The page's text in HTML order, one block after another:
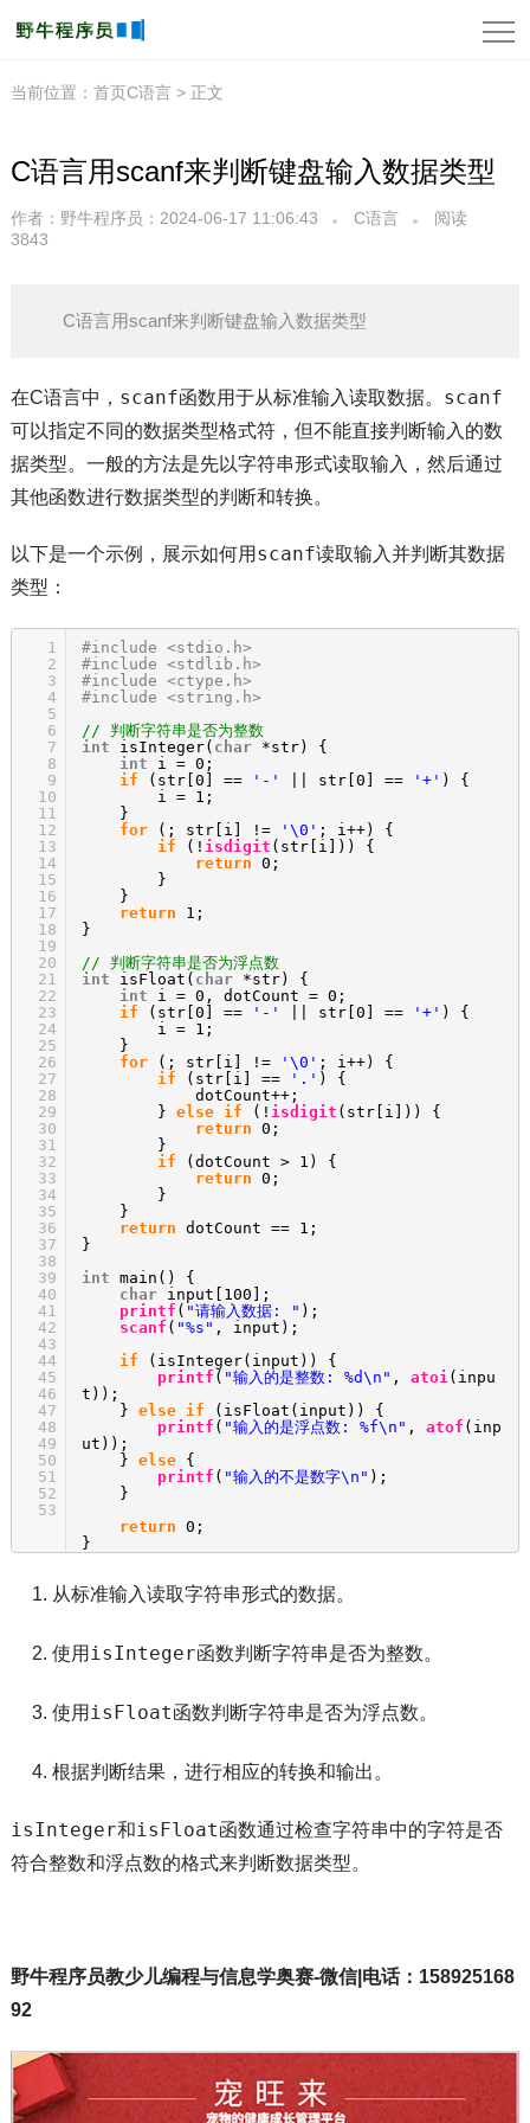
当前位置： 首页C语言 > 正文
C语言用scanf来判断键盘输入数据类型
作者：野牛程序员 ：2024-06-17 11:06:43 C语言
阅读
3843
C语言用scanf来判断键盘输入数据类型
在C语言中， scanf函数用于从标准输入读取数据。 scanf
可以指定不同的数据类型格式符，但不能直接判断输入的数
据类型。一般的方法是先以字符串形式读取输入，然后通过
其他函数进行数据类型的判断和转换。
以下是一个示例，展示如何用 scanf读取输入并判断其数据
类型：
1
2
3
4
5
6
7
8
9
10
11
12
13
14
15
16
17
18
19
20
21
22
23
24
25
26
27
28
29
30
31
32
33
34
35
36
37
38
39
40
41
42
43
44
45
46
47
48
49
50
51
52
53
#include <stdio.h>
#include <stdlib.h>
#include <ctype.h>
#include <string.h>
// 判断字符串是否为整数
int
isInteger( char
*str) {
int
i = 0;
if
(str[0] == '-' || str[0] == '+' ) {
i = 1;
}
for
(; str[i] != '\0' ; i++) {
if
(! isdigit (str[i])) {
return 0;
}
}
return
1;
}
// 判断字符串是否为浮点数
int
isFloat( char
*str) {
int
i = 0, dotCount = 0;
if
(str[0] == '-' || str[0] == '+' ) {
i = 1;
}
for
(; str[i] != '\0' ; i++) {
if
(str[i] == '.' ) {
dotCount++;
} else if (! isdigit (str[i])) {
return 0;
}
if
(dotCount > 1) {
return 0;
}
}
return dotCount == 1;
}
int main() {
char
input[100];
printf ( "请输入数据: " );
scanf ( "%s" , input);
if
(isInteger(input)) {
printf ( "输入的是整数: %d\n" , atoi(inpu
t));
} else if
(isFloat(input)) {
printf ( "输入的是浮点数: %f\n" , atof (inp
ut));
} else
{
printf ( "输入的不是数字\n" );
}
return 0;
}
从标准输入读取字符串形式的数据。
使用 isInteger函数判断字符串是否为整数。
使用 isFloat函数判断字符串是否为浮点数。
根据判断结果，进行相应的转换和输出。
isInteger和isFloat函数通过检查字符串中的字符是否
符合整数和浮点数的格式来判断数据类型。
野牛程序员教少儿编程与信息学奥赛-微信|电话：158925168
92